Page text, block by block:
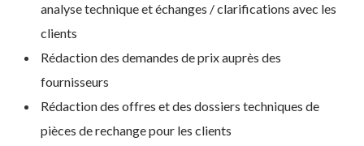
analyse technique et échanges / clarifications avec les
clients
Rédaction des demandes de prix auprès des
fournisseurs
Rédaction des offres et des dossiers techniques de
pièces de rechange pour les clients